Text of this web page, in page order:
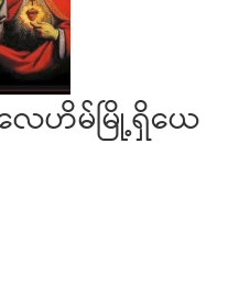
ေဟိမ်မြို့ရှိယေ